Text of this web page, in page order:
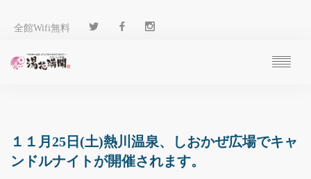
全館Wifi無料
客 室
温 泉
料 理
１１月25日(土)熱川温泉、しおかぜ広場でキャ
ンドルナイトが開催されます。